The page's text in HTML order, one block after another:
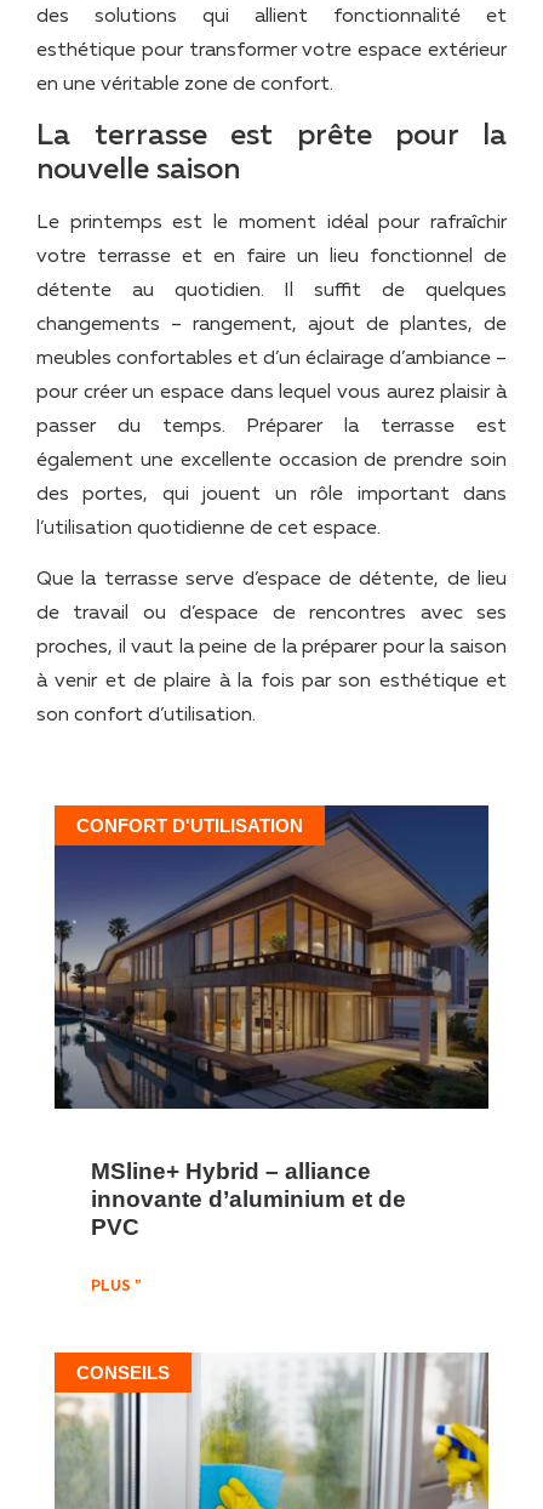
des solutions qui allient fonctionnalité et
esthétique pour transformer votre espace extérieur
en une véritable zone de confort.
La terrasse est prête pour la
nouvelle saison
Le printemps est le moment idéal pour rafraîchir
votre terrasse et en faire un lieu fonctionnel de
détente au quotidien. Il suffit de quelques
changements – rangement, ajout de plantes, de
meubles confortables et d’un éclairage d’ambiance –
pour créer un espace dans lequel vous aurez plaisir à
passer du temps. Préparer la terrasse est
également une excellente occasion de prendre soin
des portes, qui jouent un rôle important dans
l’utilisation quotidienne de cet espace.
Que la terrasse serve d’espace de détente, de lieu
de travail ou d’espace de rencontres avec ses
proches, il vaut la peine de la préparer pour la saison
à venir et de plaire à la fois par son esthétique et
son confort d’utilisation.
CONFORT D'UTILISATION
MSline+ Hybrid – alliance
innovante d’aluminium et de
PVC
PLUS "
CONSEILS